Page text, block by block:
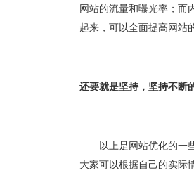
网站的流量和曝光率；而
起来，可以全面提高网站
还要就是坚持，坚持不断
以上是网站优化的一
大家可以根据自己的实际